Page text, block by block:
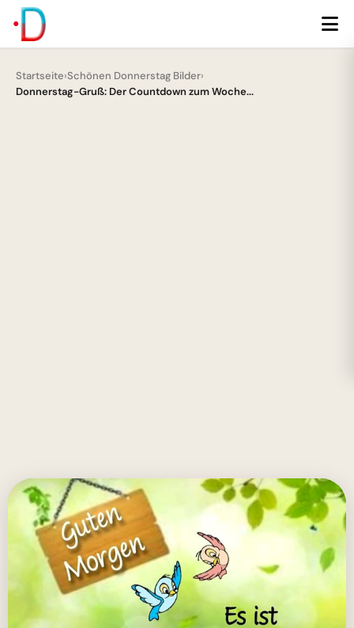
Startseite›Schönen Donnerstag Bilder›
Donnerstag-Gruß: Der Countdown zum Woche...